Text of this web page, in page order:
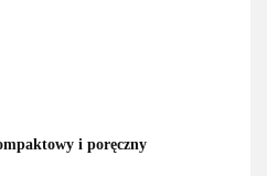
i poręczny